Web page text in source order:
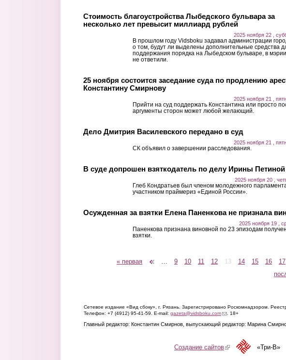
Стоимость благоустройства Лыбедского бульвара за
несколько лет превысит миллиард рублей
2025 ноября 22 ,
В прошлом году Vidsboku задавал администрации
о том, будут ли выделены дополнительные средства
поддержания порядка на Лыбедском бульваре, в
не ответили.
25 ноября состоится заседание суда по продлению
Константину Смирнову
2025 ноября 21 ,
Прийти на суд поддержать Константина или просто
аргументы сторон может любой желающий.
Дело Дмитрия Василевского передано в суд
2025 ноября 21 ,
СК объявил о завершении расследования.
В суде допрошен взяткодатель по делу Ирины Петиной
2025 ноября 20 ,
Глеб Кондратьев был членом молодежного
участником праймериз «Единой России».
Осужденная за взятки Елена Паненкова не признала
2025 ноября 19 ,
Паненкова признана виновной по 23 эпизодам
взятки.
Страницы« первая 9 10 11 12 13 14 15 16 17
Сетевое издание «Вид сбоку», г. Рязань. Зарегистрировано Роскомнадзором.
Телефон: +7 (4912) 95-41-59. E-mail: gazeta@vidsboku.com(link sends e-mail)
. 18+
Главный редактор: Константин Смирнов, выпускающий редактор: Марина
Создание сайтов(link is external)«Три-В»